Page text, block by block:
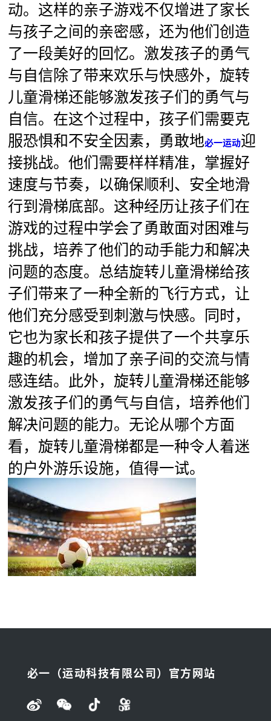
动。这样的亲子游戏不仅增进了家长
与孩子之间的亲密感，还为他们创造
了一段美好的回忆。激发孩子的勇气
与自信除了带来欢乐与快感外，旋转
儿童滑梯还能够激发孩子们的勇气与
自信。在这个过程中，孩子们需要克
服恐惧和不安全因素，勇敢地必一运动迎
接挑战。他们需要样样精准，掌握好
速度与节奏，以确保顺利、安全地滑
行到滑梯底部。这种经历让孩子们在
游戏的过程中学会了勇敢面对困难与
挑战，培养了他们的动手能力和解决
问题的态度。总结旋转儿童滑梯给孩
子们带来了一种全新的飞行方式，让
他们充分感受到刺激与快感。同时，
它也为家长和孩子提供了一个共享乐
趣的机会，增加了亲子间的交流与情
感连结。此外，旋转儿童滑梯还能够
激发孩子们的勇气与自信，培养他们
解决问题的能力。无论从哪个方面
看，旋转儿童滑梯都是一种令人着迷
的户外游乐设施，值得一试。
必一（运动科技有限公司）官方网站